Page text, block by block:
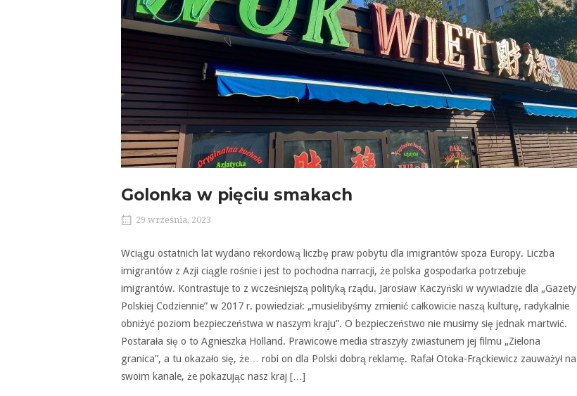
Golonka w pięciu smakach
29 września, 2023
Wciągu ostatnich lat wydano rekordową liczbę praw pobytu dla imigrantów spoza Europy. Liczba
imigrantów z Azji ciągle rośnie i jest to pochodna narracji, że polska gospodarka potrzebuje
imigrantów. Kontrastuje to z wcześniejszą polityką rządu. Jarosław Kaczyński w wywiadzie dla „Gazety
Polskiej Codziennie” w 2017 r. powiedział: „musielibyśmy zmienić całkowicie naszą kulturę, radykalnie
obniżyć poziom bezpieczeństwa w naszym kraju”. O bezpieczeństwo nie musimy się jednak martwić.
Postarała się o to Agnieszka Holland. Prawicowe media straszyły zwiastunem jej filmu „Zielona
granica”, a tu okazało się, że… robi on dla Polski dobrą reklamę. Rafał Otoka-Frąckiewicz zauważył na
swoim kanale, że pokazując nasz kraj […]